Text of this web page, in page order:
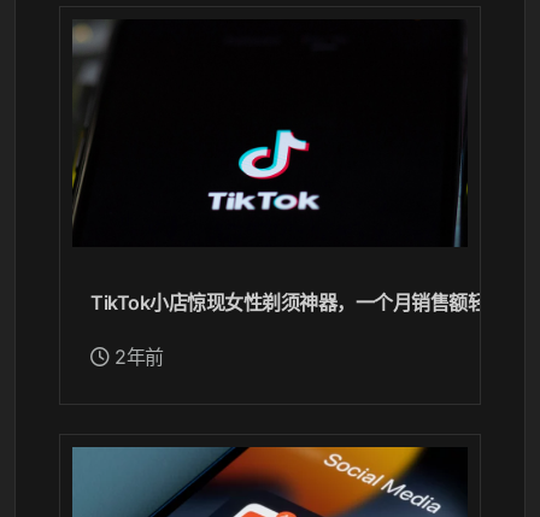
TikTok小店惊现女性剃须神器，一个月销售额轻松突
2年前